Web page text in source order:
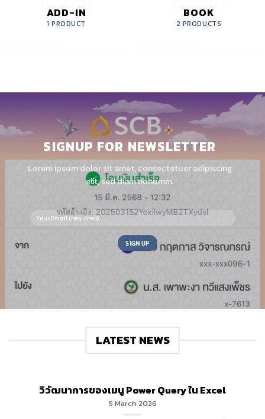
ADD-IN
1 PRODUCT
BOOK
2 PRODUCTS
SIGNUP FOR NEWSLETTER
Lorem ipsum dolor sit amet, consectetuer adipiscing
elit, sed diam nonumm.
LATEST NEWS
วิวัฒนาการของเมนู Power Query ใน Excel
5 March 2026